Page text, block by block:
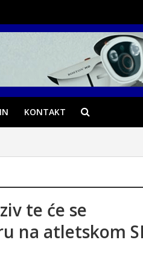
KONTAKT
te će se
na atletskom